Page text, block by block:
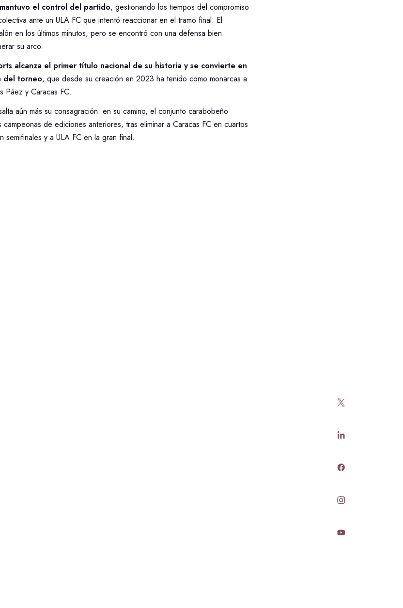
el control del partido, gestionando los tiempos del compromiso
ante un ULA FC que intentó reaccionar en el tramo final. El
en los últimos minutos, pero se encontró con una defensa bien
su arco.
alcanza el primer título nacional de su historia y se convierte en
del torneo, que desde su creación en 2023 ha tenido como monarcas a
Páez y Caracas FC.
aún más su consagración: en su camino, el conjunto carabobeño
de ediciones anteriores, tras eliminar a Caracas FC en cuartos
y a ULA FC en la gran final.